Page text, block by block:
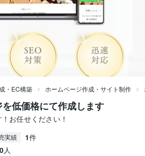
・EC構築 ホームページ作成・サイト制作
低価格にて作成します
お任せください！
実績 1件
0人